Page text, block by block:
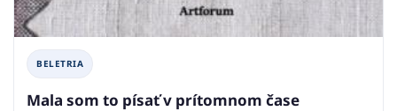
BELETRIA
Mala som to písať v prítomnom čase